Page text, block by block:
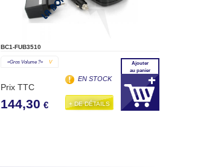
BC1-FUB3510
«gros Volume ?» V
Prix TTC
144,30 €
EN STOCK
+ DE DÉTAILS
Ajouter
au panier